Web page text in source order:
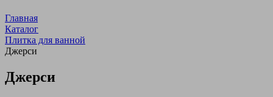
Главная
Каталог
Плитка для ванной
Джерси
Джерси